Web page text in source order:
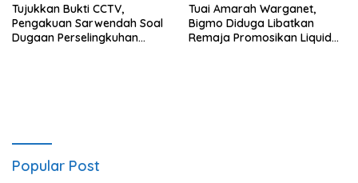
Tujukkan Bukti CCTV,
Pengakuan Sarwendah Soal
Dugaan Perselingkuhan
Tuai Amarah Warganet,
Bigmo Diduga Libatkan
Remaja Promosikan Liquid
Popular Post